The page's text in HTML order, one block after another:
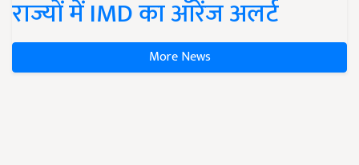
राज्यों में IMD का ऑरेंज अलर्ट
More News